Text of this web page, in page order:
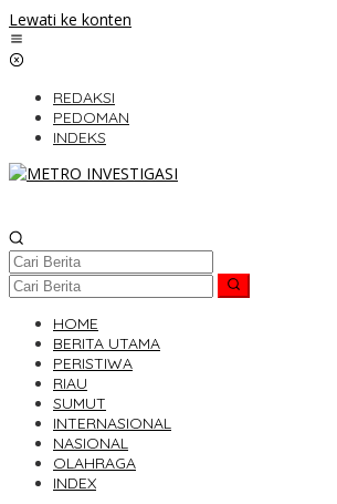
Lewati ke konten
REDAKSI
PEDOMAN
INDEKS
HOME
BERITA UTAMA
PERISTIWA
RIAU
SUMUT
INTERNASIONAL
NASIONAL
OLAHRAGA
INDEX